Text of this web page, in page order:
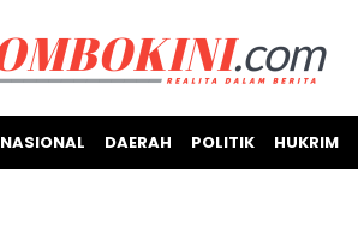
NASIONAL DAERAH POLITIK HUKRIM